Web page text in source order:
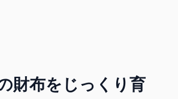
財布をじっくり育